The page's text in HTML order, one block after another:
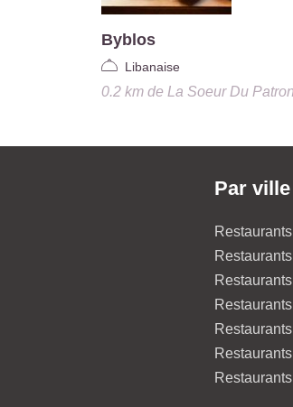
Byblos
Libanaise
0.2 kmde La Soeur Du
Par ville